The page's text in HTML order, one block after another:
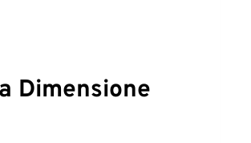
Dimensione